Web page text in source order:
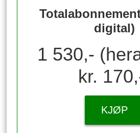
digital)
1 530,-
kr.
KJØP